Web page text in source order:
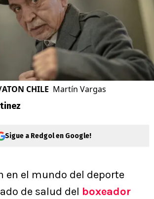
CHILE Martín Vargas
Sigue a Redgol en Google!
en el mundo del deporte
de salud del boxeador